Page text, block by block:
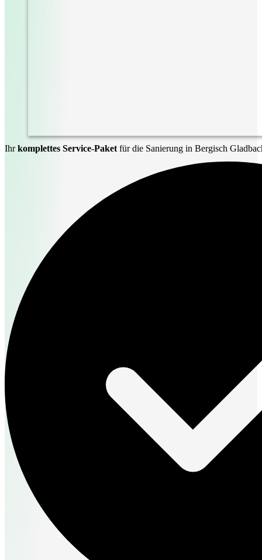
Ihrkomplettes Service-Paket für die Sanierung in Bergisch